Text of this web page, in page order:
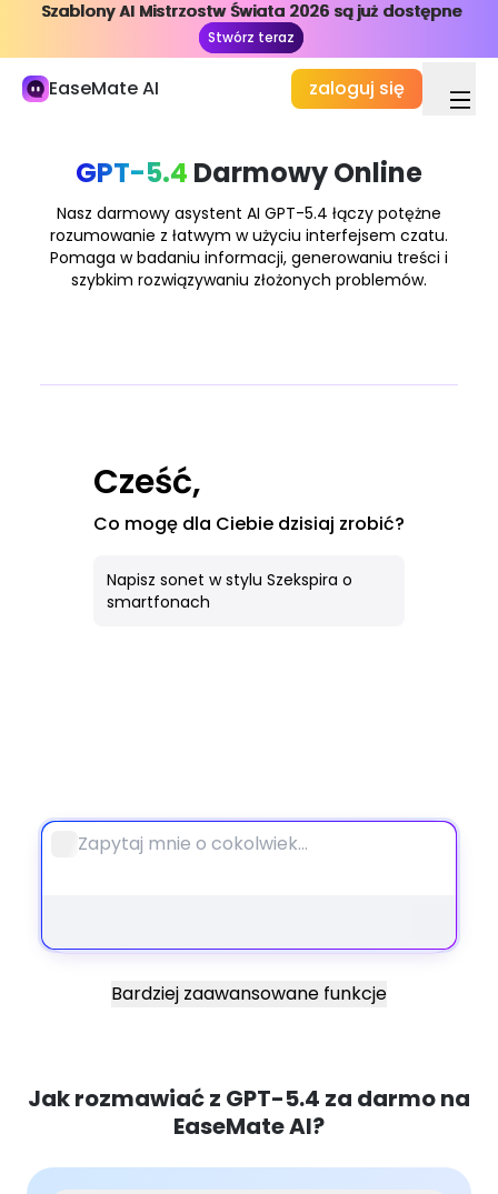
Szablony AI Mistrzostw Świata 2026 są już dostępne
Stwórz teraz
Szablony AI Mistrzostw Świata 2026 są już dostępne
Stwórz teraz
EaseMate AI zaloguj się
Moja biblioteka
Studia i praca
ChatPDF
Badania i badania AI
AI Writer
AI Dokument
Tworzenie
Wszystkie Narzędzia
GPT-5.4 Darmowy Online
Nasz darmowy asystent AI GPT-5.4 łączy potężne
rozumowanie z łatwym w użyciu interfejsem czatu.
Pomaga w badaniu informacji, generowaniu treści i
szybkim rozwiązywaniu złożonych problemów.
Cześć,
Co mogę dla Ciebie dzisiaj zrobić?
Napisz sonet w stylu Szekspira o
smartfonach
Bardziej zaawansowane funkcje
Jak rozmawiać z GPT-5.4 za darmo na
EaseMate AI?